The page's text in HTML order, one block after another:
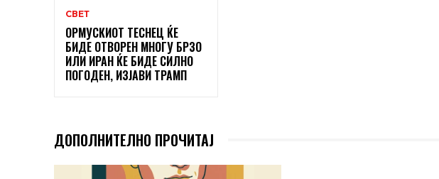
СВЕТ
ОРМУСКИОТ ТЕСНЕЦ ЌЕ
БИДЕ ОТВОРЕН МНОГУ БРЗО
ИЛИ ИРАН ЌЕ БИДЕ СИЛНО
ПОГОДЕН, ИЗЈАВИ ТРАМП
ДОПОЛНИТЕЛНО ПРОЧИТАЈ